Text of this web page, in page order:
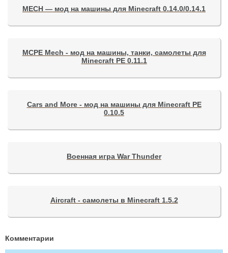
MECH — мод на машины для Minecraft 0.14.0/0.14.1
MCPE Mech - мод на машины, танки, самолеты для
Minecraft PE 0.11.1
Cars and More - мод на машины для Minecraft PE
0.10.5
Военная игра War Thunder
Aircraft - самолеты в Minecraft 1.5.2
Комментарии